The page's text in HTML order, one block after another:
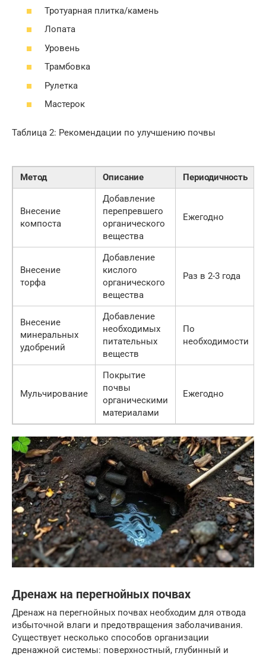
Тротуарная плитка/камень
Лопата
Уровень
Трамбовка
Рулетка
Мастерок
Таблица 2: Рекомендации по улучшению почвы
Метод Описание Периодичность
Внесение
компоста
Добавление
перепревшего
органического
вещества
Ежегодно
Внесение
торфа
Добавление
кислого
органического
вещества
Раз в 2-3 года
Внесение
минеральных
удобрений
Добавление
необходимых
питательных
веществ
По
необходимости
Мульчирование
Покрытие
почвы
органическими
материалами
Ежегодно
Дренаж на перегнойных почвах
Дренаж на перегнойных почвах необходим для отвода
избыточной влаги и предотвращения заболачивания.
Существует несколько способов организации
дренажной системы: поверхностный, глубинный и